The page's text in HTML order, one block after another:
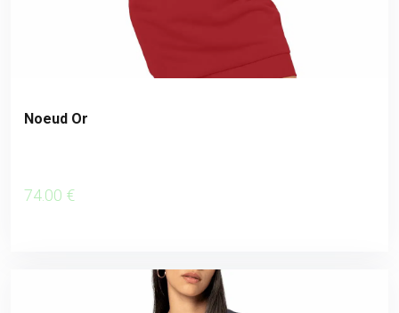
Noeud Or
74.00 €